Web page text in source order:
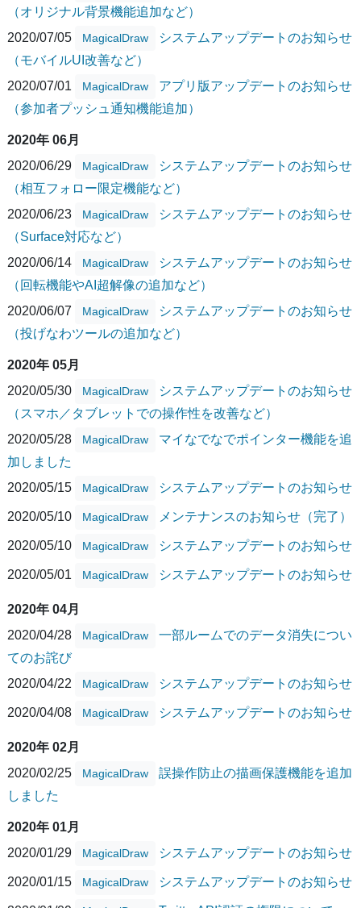
（オリジナル背景機能追加など）
2020/07/05
MagicalDraw
システムアップデートのお知らせ
（モバイルUI改善など）
2020/07/01
MagicalDraw
アプリ版アップデートのお知らせ
（参加者プッシュ通知機能追加）
2020年 06月
2020/06/29
MagicalDraw
システムアップデートのお知らせ
（相互フォロー限定機能など）
2020/06/23
MagicalDraw
システムアップデートのお知らせ
（Surface対応など）
2020/06/14
MagicalDraw
システムアップデートのお知らせ
（回転機能やAI超解像の追加など）
2020/06/07
MagicalDraw
システムアップデートのお知らせ
（投げなわツールの追加など）
2020年 05月
2020/05/30
MagicalDraw
システムアップデートのお知らせ
（スマホ／タブレットでの操作性を改善など）
2020/05/28
MagicalDraw
マイなでなでポインター機能を追
加しました
2020/05/15
MagicalDraw システムアップデートのお知らせ
2020/05/10 MagicalDraw メンテナンスのお知らせ（完了）
2020/05/10 MagicalDraw システムアップデートのお知らせ
2020/05/01 MagicalDraw システムアップデートのお知らせ
2020年 04月
2020/04/28
MagicalDraw
一部ルームでのデータ消失につい
てのお詫び
2020/04/22
MagicalDraw システムアップデートのお知らせ
2020/04/08 MagicalDraw システムアップデートのお知らせ
2020年 02月
2020/02/25
MagicalDraw
誤操作防止の描画保護機能を追加
しました
2020年 01月
2020/01/29
MagicalDraw システムアップデートのお知らせ
2020/01/15 MagicalDraw システムアップデートのお知らせ